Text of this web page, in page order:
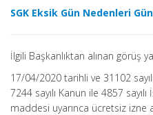
SGK Eksik Gün Nedenleri
İlgili Başkanlıktan alınan görüş
17/04/2020 tarihli ve 31102
7244 sayılı Kanun ile 4857
maddesi uyarınca ücretsiz izne